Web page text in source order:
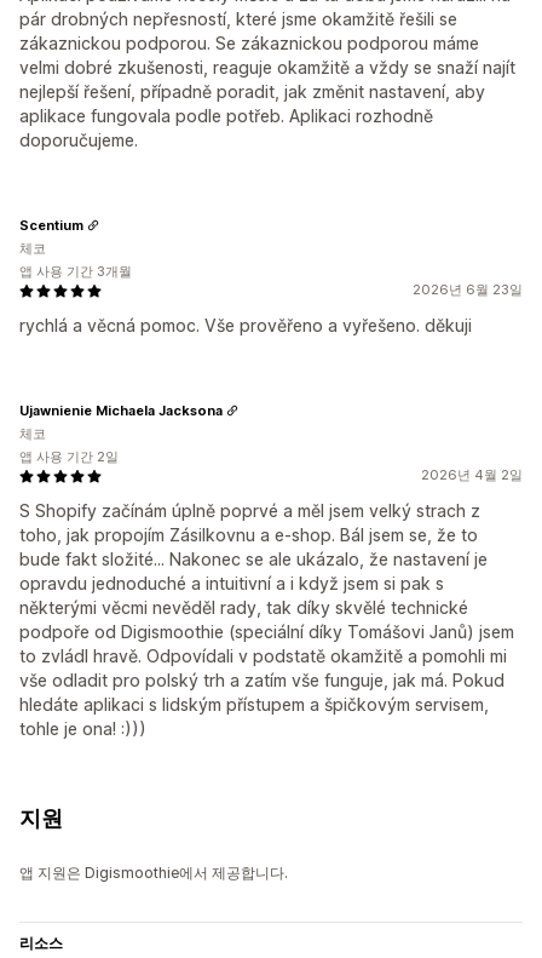
pár drobných nepřesností, které jsme okamžitě řešili se
zákaznickou podporou. Se zákaznickou podporou máme
velmi dobré zkušenosti, reaguje okamžitě a vždy se snaží najít
nejlepší řešení, případně poradit, jak změnit nastavení, aby
aplikace fungovala podle potřeb. Aplikaci rozhodně
doporučujeme.
2026년 6월 23일
rychlá a věcná pomoc. Vše prověřeno a vyřešeno. děkuji
Scentium
체코
앱 사용 기간 3개월
2026년 4월 2일
S Shopify začínám úplně poprvé a měl jsem velký strach z
toho, jak propojím Zásilkovnu a e-shop. Bál jsem se, že to
bude fakt složité... Nakonec se ale ukázalo, že nastavení je
opravdu jednoduché a intuitivní a i když jsem si pak s
některými věcmi nevěděl rady, tak díky skvělé technické
podpoře od Digismoothie (speciální díky Tomášovi Janů) jsem
to zvládl hravě. Odpovídali v podstatě okamžitě a pomohli mi
vše odladit pro polský trh a zatím vše funguje, jak má. Pokud
hledáte aplikaci s lidským přístupem a špičkovým servisem,
tohle je ona! :)))
Ujawnienie Michaela Jacksona
체코
앱 사용 기간 2일
지원
앱 지원은 Digismoothie에서 제공합니다.
리소스